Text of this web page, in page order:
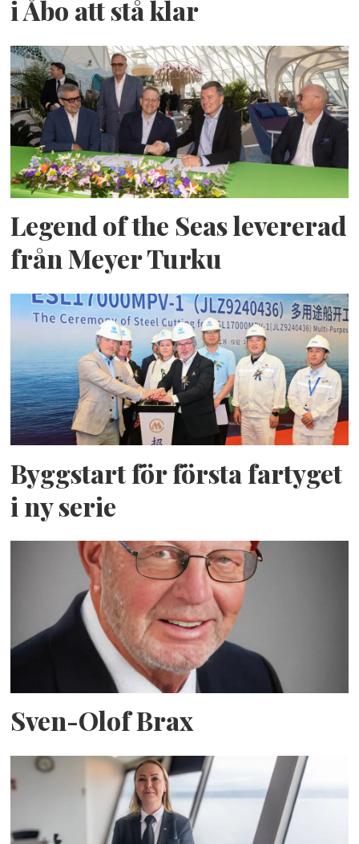
i Åbo att stå klar
Legend of the Seas levererad
från Meyer Turku
Byggstart för första fartyget
i ny serie
Sven-Olof Brax